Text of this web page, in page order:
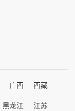
广西
西藏
黑龙江
江苏